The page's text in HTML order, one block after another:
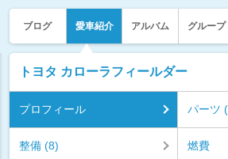
ブログ 愛車紹介 アルバム グループ
トヨタ カローラフィールダー
プロフィール パーツ
整備 (8) 燃費